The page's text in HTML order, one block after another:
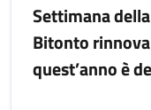
Settimana
Bitonto
quest’anno è